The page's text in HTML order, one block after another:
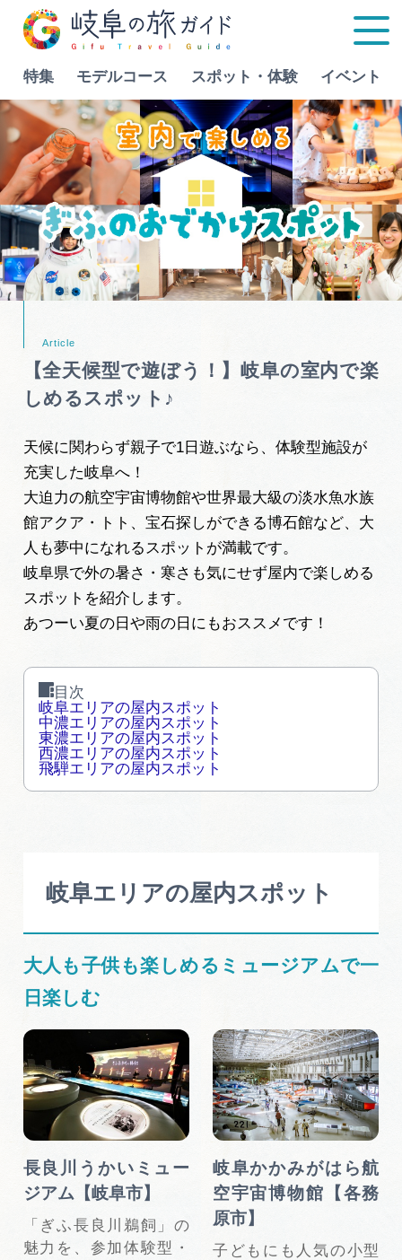
特集 モデルコース スポット・体験 イベント
特集
モデルコース
スポット・体験
イベント
グルメ
旅の予約
アクセス
インフォメーション
ぎふ旅レポーター記事
早わかり岐阜
買い物・お土産
体験予約サイト「ＶＩＳＩＴ岐阜県」
岐阜県アウトドア観光キャンペーン
旅行会社・観光事業者の皆様へ
動画ライブラリー
お問い合わせ
運営組織
広告掲載
サイトポリシー
Language
行きたいリストを見る
【全天候型で遊ぼう！】岐阜の室内で楽
しめるスポット♪
天候に関わらず親子で1日遊ぶなら、体験型施設が
充実した岐阜へ！
大迫力の航空宇宙博物館や世界最大級の淡水魚水族
館アクア・トト、宝石探しができる博石館など、大
人も夢中になれるスポットが満載です。
岐阜県で外の暑さ・寒さも気にせず屋内で楽しめる
スポットを紹介します。
あつーい夏の日や雨の日にもおススメです！
目次
岐阜エリアの屋内スポット
中濃エリアの屋内スポット
東濃エリアの屋内スポット
西濃エリアの屋内スポット
飛騨エリアの屋内スポット
岐阜エリアの屋内スポット
大人も子供も楽しめるミュージアムで一
日楽しむ
長良川うかいミュー
ジアム【岐阜市】
「ぎふ⻑良川鵜飼」の
魅⼒を、参加体験型・
岐阜かかみがはら航
空宇宙博物館【各務
原市】
子どもにも人気の小型